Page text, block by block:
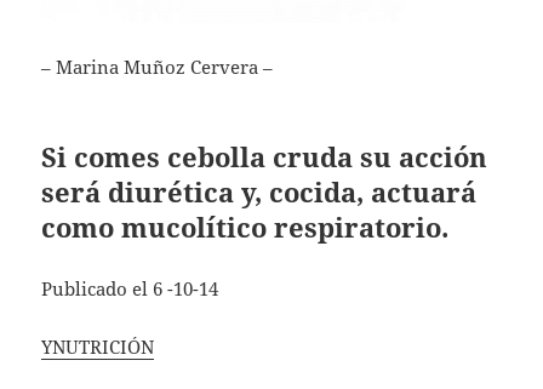
– Marina Muñoz Cervera –
Si comes cebolla cruda su acción
será diurética y, cocida, actuará
como mucolítico respiratorio.
Publicado el 6 -10-14
YNUTRICIÓN